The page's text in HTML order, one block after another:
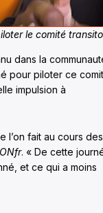
le comité
dans la
pour piloter ce
impulsion à
l’on fait au cours des
. « De cette
et ce qui a moins